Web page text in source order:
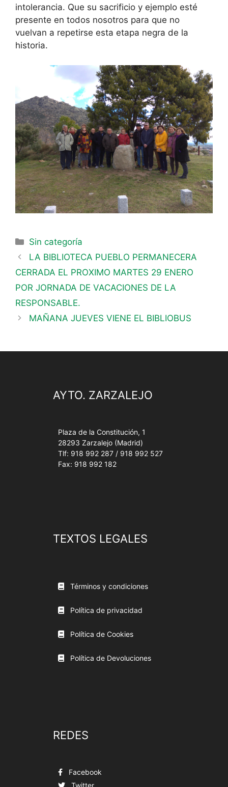
intolerancia. Que su sacrificio y ejemplo esté
presente en todos nosotros para que no
vuelvan a repetirse esta etapa negra de la
historia.
Sin categoría
LA BIBLIOTECA PUEBLO PERMANECERA
CERRADA EL PROXIMO MARTES 29 ENERO
POR JORNADA DE VACACIONES DE LA
RESPONSABLE.
MAÑANA JUEVES VIENE EL BIBLIOBUS
AYTO. ZARZALEJO
Plaza de la Constitución, 1
28293 Zarzalejo (Madrid)
Tlf: 918 992 287 / 918 992 527
Fax: 918 992 182
TEXTOS LEGALES
Términos y condiciones
Política de privacidad
Política de Cookies
Política de Devoluciones
REDES
Facebook
Twitter